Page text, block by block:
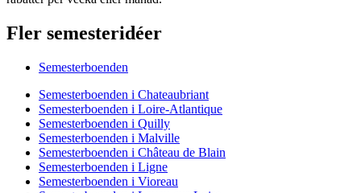
Fler semesteridéer
Semesterboenden
Semesterboenden i Chateaubriant
Semesterboenden i Loire-Atlantique
Semesterboenden i Quilly
Semesterboenden i Malville
Semesterboenden i Château de Blain
Semesterboenden i Ligne
Semesterboenden i Vioreau